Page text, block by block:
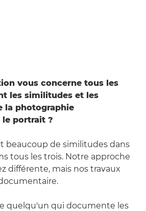
vous concerne tous les
les similitudes et les
la photographie
portrait ?
beaucoup de similitudes dans
tous les trois. Notre approche
différente, mais nos travaux
quelqu'un qui documente les